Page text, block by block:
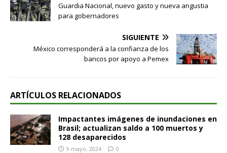
Guardia Nacional, nuevo gasto y nueva angustia
para gobernadores
SIGUIENTE
México corresponderá a la confianza de los
bancos por apoyo a Pemex
ARTÍCULOS RELACIONADOS
Impactantes imágenes de inundaciones en
Brasil; actualizan saldo a 100 muertos y
128 desaparecidos
9 mayo, 2024 0